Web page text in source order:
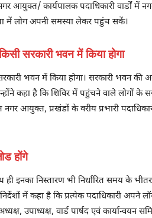
आयुक्त/ कार्यपालक पदाधिकारी वार्डों में
में लोग अपनी समस्या लेकर पहुंच सकें।
सरकारी भवन में किया होगा
भवन में किया होगा। सरकारी भवन की
कहा है कि शिविर में पहुंचने वाले लोगों के
नगर आयुक्त, प्रखंडों के वरीय प्रभारी
होंगे
इनका निस्तारण भी निर्धारित समय के
में कहा है कि प्रत्येक पदाधिकारी अपने
उपाध्यक्ष, वार्ड पार्षद एवं कार्यान्वयन